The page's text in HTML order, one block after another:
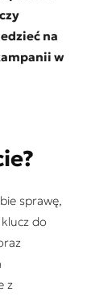
na
w
sprawę,
do
z